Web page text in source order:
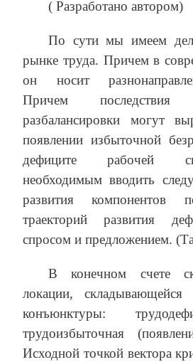
( Разработано автором)
По сути мы имеем
рынке труда. Причем в
он носит
Причем
разбалансировки могут
появлении избыточной
дефиците рабочей
необходимым вводить
развития компонентов
траекторий развития
спросом и предложением.
В конечном счете
локации,
конъюнктуры:
трудоизбыточная
Исходной точкой вектора